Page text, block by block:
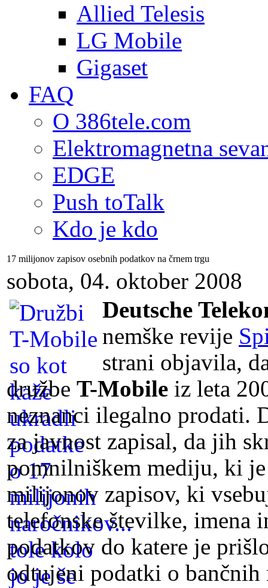
Allied Telesis
LG Mobile
Gigaset
FAQ
O 386tele.com
Elektromagnetna
EDGE
Push toTalk
Kdo je kdo
17 milijonov zapisov osebnih podatkov na črnem trgu
sobota, 04. oktober 2008
Deutsche
nemške revije
strani objavila,
družbe T-Mobile iz leta
neznanci ilegalno prodati.
za javnost zapisal, da jih
pomnilniškem mediju, ki
milijonov zapisov, ki
telefonske številke, imena
podatkov do katere je
odtujeni podatki o